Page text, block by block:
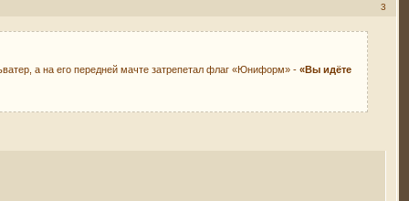
3
а на его передней мачте затрепетал флаг «Юниформ» -«Вы идёте